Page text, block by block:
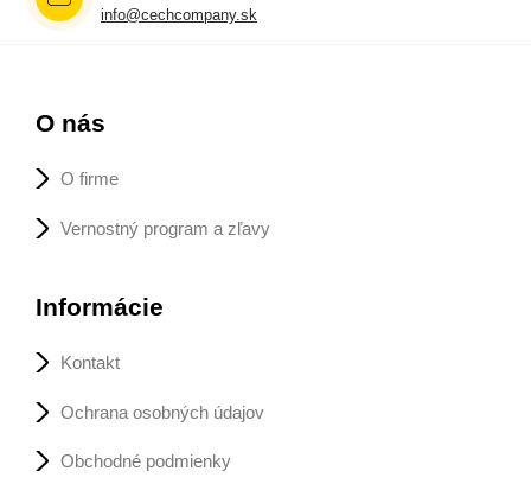
info@cechcompany.sk
O nás
O firme
Vernostný program a zľavy
Informácie
Kontakt
Ochrana osobných údajov
Obchodné podmienky